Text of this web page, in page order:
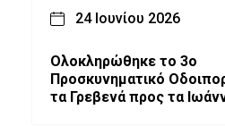
24 Ιουνίου 2026
Ολοκληρώθηκε το 3ο
Προσκυνηματικό
τα Γρεβενά προς τα